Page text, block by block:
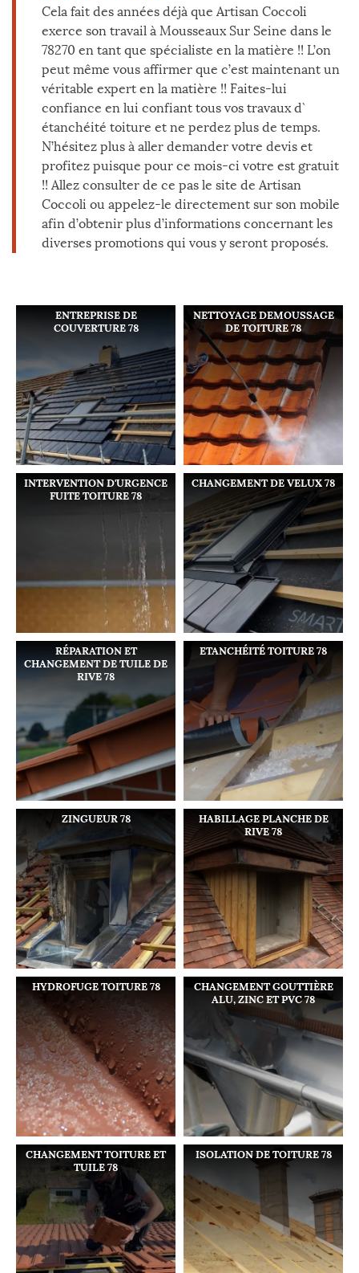
Cela fait des années déjà que Artisan Coccoli
exerce son travail à Mousseaux Sur Seine dans le
78270 en tant que spécialiste en la matière !! L’on
peut même vous affirmer que c’est maintenant un
véritable expert en la matière !! Faites-lui
confiance en lui confiant tous vos travaux d`
étanchéité toiture et ne perdez plus de temps.
N’hésitez plus à aller demander votre devis et
profitez puisque pour ce mois-ci votre est gratuit
!! Allez consulter de ce pas le site de Artisan
Coccoli ou appelez-le directement sur son mobile
afin d’obtenir plus d’informations concernant les
diverses promotions qui vous y seront proposés.
ENTREPRISE DE
COUVERTURE 78
NETTOYAGE DEMOUSSAGE
DE TOITURE 78
INTERVENTION D'URGENCE
FUITE TOITURE 78
CHANGEMENT DE VELUX 78
RÉPARATION ET
CHANGEMENT DE TUILE DE
RIVE 78
ETANCHÉITÉ TOITURE 78
ZINGUEUR 78
HABILLAGE PLANCHE DE
RIVE 78
HYDROFUGE TOITURE 78
CHANGEMENT GOUTTIÈRE
ALU, ZINC ET PVC 78
CHANGEMENT TOITURE ET
TUILE 78
ISOLATION DE TOITURE 78